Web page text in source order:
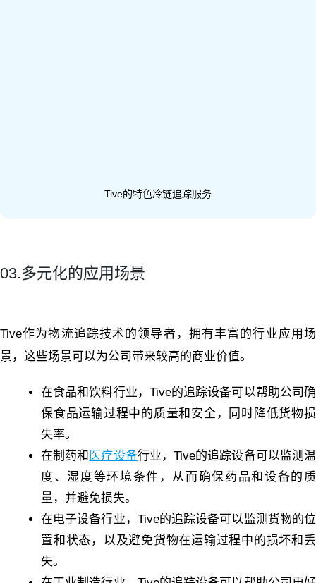
Tive的特色冷链追踪服务
03.多元化的应用场景
Tive作为物流追踪技术的领导者，拥有丰富的行业应用场
景，这些场景可以为公司带来较高的商业价值。
在食品和饮料行业，Tive的追踪设备可以帮助公司确
保食品运输过程中的质量和安全，同时降低货物损
失率。
在制药和 医疗设备行业，Tive的追踪设备可以监测温
度、湿度等环境条件，从而确保药品和设备的质
量，并避免损失。
在电子设备行业，Tive的追踪设备可以监测货物的位
置和状态，以及避免货物在运输过程中的损坏和丢
失。